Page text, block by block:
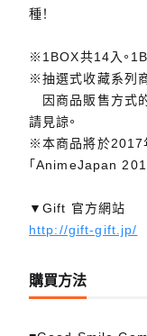
種！
※1BOX共14入。
※抽選式收藏系列
因商品販售方式
請見諒。
※本商品將於2017
「AnimeJapan
▼Gift 官方網站
http://gift-gift.jp/
購買方法